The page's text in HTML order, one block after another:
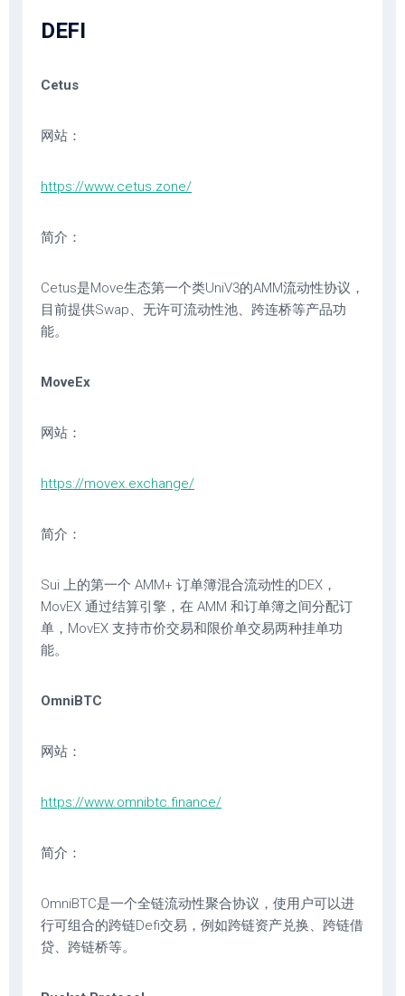
DEFI
Cetus
网站：
https://www.cetus.zone/
简介：
Cetus是Move生态第一个类UniV3的AMM流动性协议，
目前提供Swap、无许可流动性池、跨连桥等产品功
能。
MoveEx
网站：
https://movex.exchange/
简介：
Sui 上的第一个 AMM+ 订单簿混合流动性的DEX，
MovEX 通过结算引擎，在 AMM 和订单簿之间分配订
单，MovEX 支持市价交易和限价单交易两种挂单功
能。
OmniBTC
网站：
https://www.omnibtc.finance/
简介：
OmniBTC是一个全链流动性聚合协议，使用户可以进
行可组合的跨链Defi交易，例如跨链资产兑换、跨链借
贷、跨链桥等。